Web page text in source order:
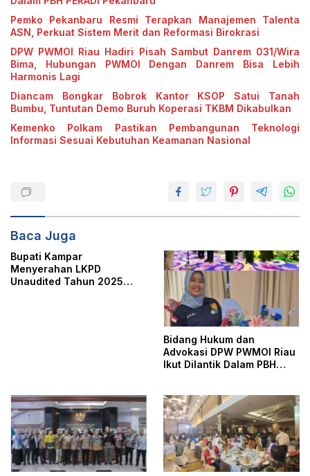
Pemko Pekanbaru Resmi Terapkan Manajemen Talenta
ASN, Perkuat Sistem Merit dan Reformasi Birokrasi
DPW PWMOI Riau Hadiri Pisah Sambut Danrem 031/Wira
Bima, Hubungan PWMOI Dengan Danrem Bisa Lebih
Harmonis Lagi
Diancam Bongkar Bobrok Kantor KSOP Satui Tanah
Bumbu, Tuntutan Demo Buruh Koperasi TKBM Dikabulkan
Kemenko Polkam Pastikan Pembangunan Teknologi
Informasi Sesuai Kebutuhan Keamanan Nasional
Baca Juga
Bupati Kampar
Menyerahan LKPD
Unaudited Tahun 2025
Bidang Hukum dan
Advokasi DPW PWMOI Riau
Ikut Dilantik Dalam PBH